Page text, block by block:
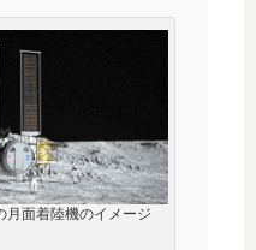
面着陸機のイメージ